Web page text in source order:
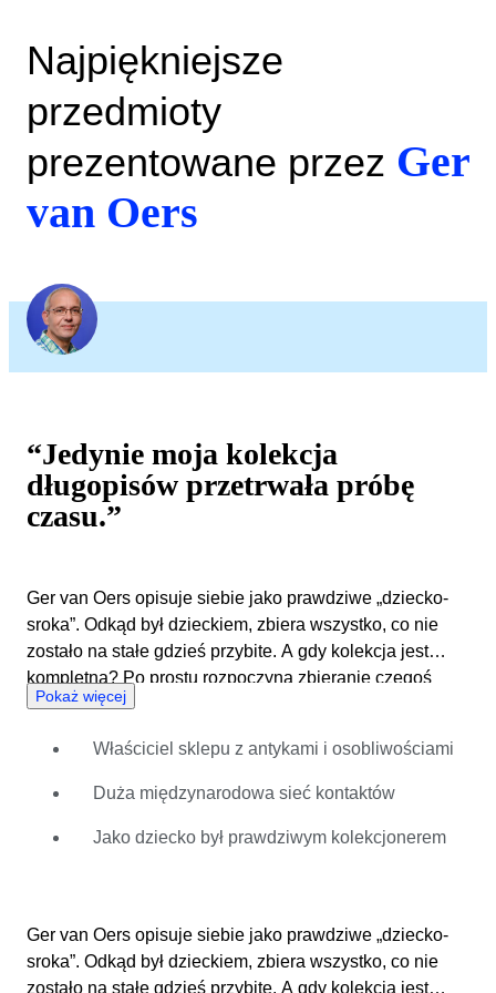
Najpiękniejsze
przedmioty
prezentowane przez Ger
van Oers
“Jedynie moja kolekcja
długopisów przetrwała próbę
czasu.”
Ger van Oers opisuje siebie jako prawdziwe „dziecko-
sroka”. Odkąd był dzieckiem, zbiera wszystko, co nie
zostało na stałe gdzieś przybite. A gdy kolekcja jest
kompletna? Po prostu rozpoczyna zbieranie czegoś
innego. Jedynie jego kolekcja długopisów przetrwała
Ger rozwinął w sobie prawdziwy instynkt handlarza.
Przez lata był właścicielem kwitnącego internetowego
czasie otworzył własny sklep z antykami i
jest bogata w liczne interesujące towary na sprzedaż.
Pióra wieczne Montblanc są szczególnie pożądane.
Pokaż więcej
Właściciel sklepu z antykami i osobliwościami
Duża międzynarodowa sieć kontaktów
Jako dziecko był prawdziwym kolekcjonerem
Ger van Oers opisuje siebie jako prawdziwe „dziecko-
sroka”. Odkąd był dzieckiem, zbiera wszystko, co nie
zostało na stałe gdzieś przybite. A gdy kolekcja jest